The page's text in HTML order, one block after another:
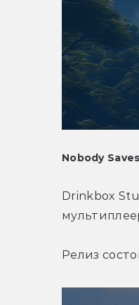
Nobody
Drinkbox
Релиз